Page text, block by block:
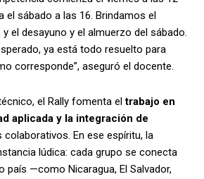
el sábado a las 16. Brindamos el
el desayuno y el almuerzo del sábado.
ya está todo resuelto para
corresponde”, aseguró el docente.
el Rally fomenta eltrabajo en
aplicada y la integración de
colaborativos. En ese espíritu, la
lúdica: cada grupo se conecta
país —como Nicaragua, El Salvador,